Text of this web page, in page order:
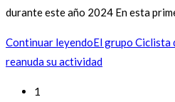
durante este año 2024 En esta
Continuar leyendoEl grupo Ciclista
reanuda su actividad
1